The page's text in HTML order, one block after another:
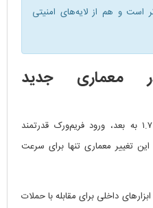
است و هم از لایه‌های امنیتی
معماری جدید
تغییر معماری تنها برای سرعت
داخلی برای مقابله با حملات